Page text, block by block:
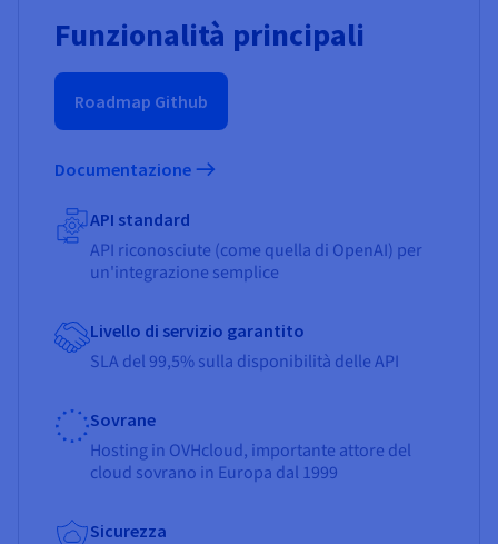
Funzionalità principali
Roadmap Github
Documentazione
API standard
API riconosciute (come quella di OpenAI) per
un'integrazione semplice
Livello di servizio garantito
SLA del 99,5% sulla disponibilità delle API
Sovrane
Hosting in OVHcloud, importante attore del
cloud sovrano in Europa dal 1999
Sicurezza